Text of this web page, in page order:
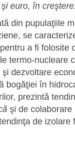
euro, în
din pupulaţiile
se
a fi folosite
termo-nucleare
dezvoltare
bogăţiei în
prezintă
şi de colaborare
de izolare